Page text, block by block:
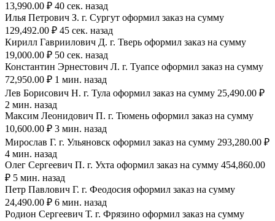
13,990.00 ₽ 40 сек. назад
Илья Петрович З. г. Сургут оформил заказ на сумму
129,492.00 ₽ 45 сек. назад
Кирилл Гавриилович Д. г. Тверь оформил заказ на сумму
19,000.00 ₽ 50 сек. назад
Константин Эрнестович Л. г. Туапсе оформил заказ на сумму
72,950.00 ₽ 1 мин. назад
Лев Борисович Н. г. Тула оформил заказ на сумму 25,490.00 ₽
2 мин. назад
Максим Леонидович П. г. Тюмень оформил заказ на сумму
10,600.00 ₽ 3 мин. назад
Мирослав Г. г. Ульяновск оформил заказ на сумму 293,280.00 ₽
4 мин. назад
Олег Сергеевич П. г. Ухта оформил заказ на сумму 454,860.00
₽ 5 мин. назад
Петр Павлович Г. г. Феодосия оформил заказ на сумму
24,490.00 ₽ 6 мин. назад
Родион Сергеевич Т. г. Фрязино оформил заказ на сумму